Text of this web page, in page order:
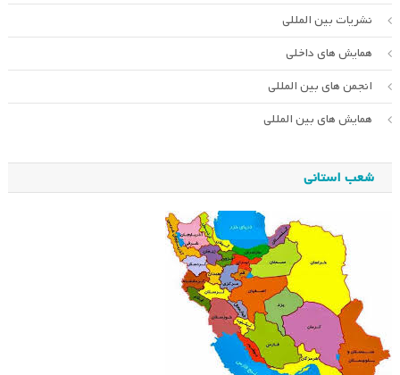
نشریات بین المللی
همایش های داخلی
انجمن های بین المللی
همایش های بین المللی
شعب استانی